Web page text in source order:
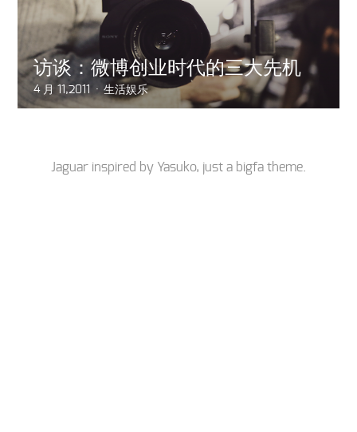
访谈：微博创业时代的三大先机
4 月 11,2011 生活娱乐
Jaguar inspired by Yasuko, just a bigfa theme.